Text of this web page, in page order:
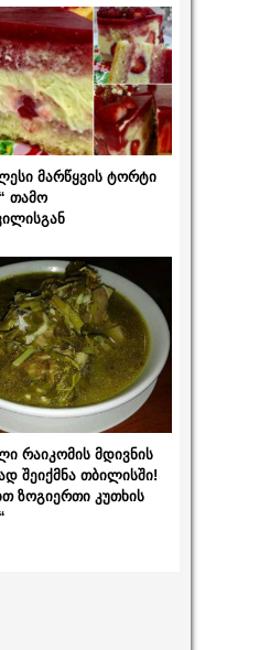
მარწყვის ტორტი
თამო
რაიკომის მდივნის
შეიქმნა თბილისში!
ზოგიერთი კუთხის